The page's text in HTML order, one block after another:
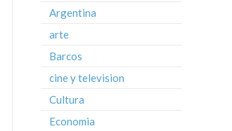
Argentina
arte
Barcos
cine y television
Cultura
Economia